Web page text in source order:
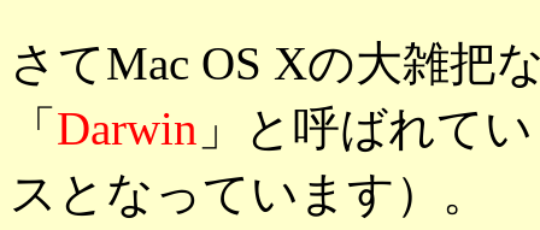
さてMac OS Xの大雑把
「 Darwin 」と呼ばれて
スとなっています）。